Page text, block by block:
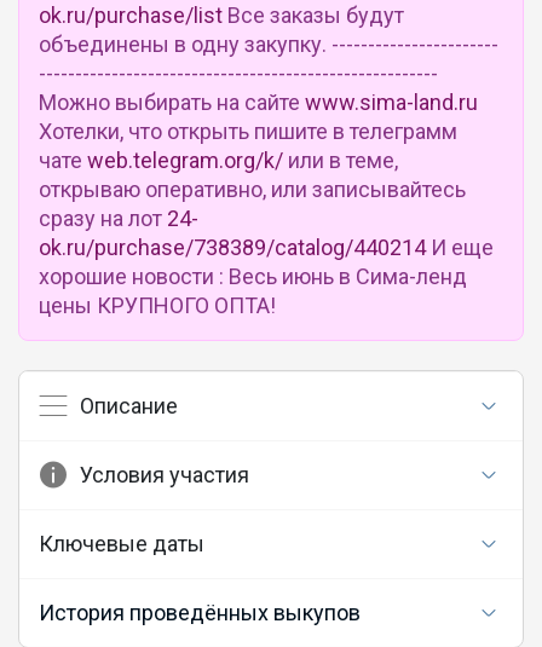
ok.ru/purchase/list Все заказы будут
объединены в одну закупку. -----------------------
-------------------------------------------------------
Можно выбирать на сайте www.sima-land.ru
Хотелки, что открыть пишите в телеграмм
чате web.telegram.org/k/ или в теме,
открываю оперативно, или записывайтесь
сразу на лот 24-
ok.ru/purchase/738389/catalog/440214И еще
хорошие новости : Весь июнь в Сима-ленд
цены КРУПНОГО ОПТА!
Описание
Условия участия
Ключевые даты
История проведённых выкупов